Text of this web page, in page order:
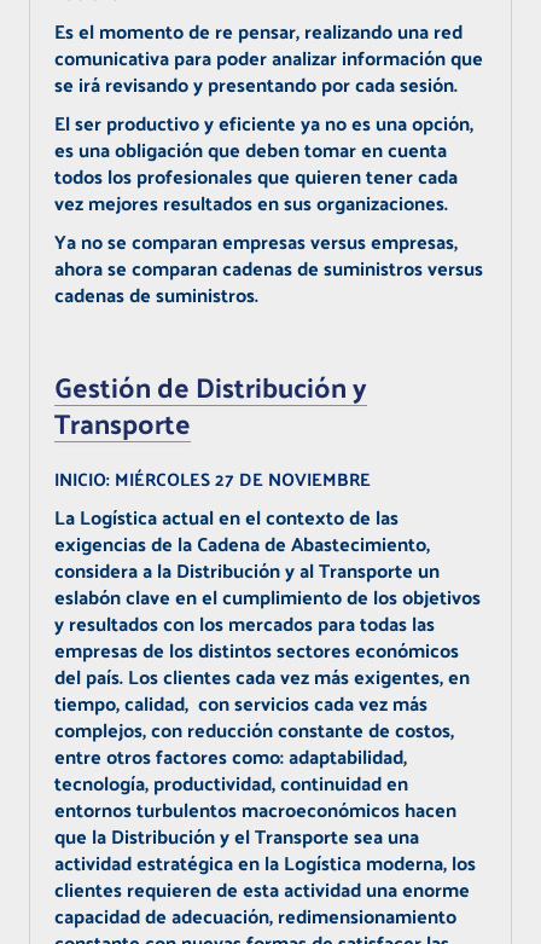
Es el momento de re pensar, realizando una red
comunicativa para poder analizar información que
se irá revisando y presentando por cada sesión.
El ser productivo y eficiente ya no es una opción,
es una obligación que deben tomar en cuenta
todos los profesionales que quieren tener cada
vez mejores resultados en sus organizaciones.
Ya no se comparan empresas versus empresas,
ahora se comparan cadenas de suministros versus
cadenas de suministros.
Gestión de Distribución y
Transporte
INICIO:MIÉRCOLES 27 DE NOVIEMBRE
La Logística actual en el contexto de las
exigencias de la Cadena de Abastecimiento,
considera a la Distribución y al Transporte un
eslabón clave en el cumplimiento de los objetivos
y resultados con los mercados para todas las
empresas de los distintos sectores económicos
del país. Los clientes cada vez más exigentes, en
tiempo, calidad, con servicios cada vez más
complejos, con reducción constante de costos,
entre otros factores como: adaptabilidad,
tecnología, productividad, continuidad en
entornos turbulentos macroeconómicos hacen
que la Distribución y el Transporte sea una
actividad estratégica en la Logística moderna, los
clientes requieren de esta actividad una enorme
capacidad de adecuación, redimensionamiento